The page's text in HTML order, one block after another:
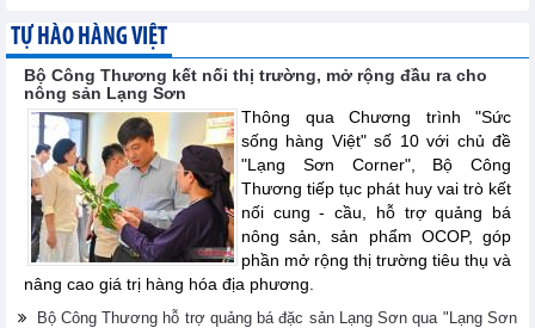
TỰ HÀO HÀNG VIỆT
Bộ Công Thương kết nối thị trường, mở rộng đầu ra cho
nông sản Lạng Sơn
Thông qua Chương trình "Sức
sống hàng Việt" số 10 với chủ đề
"Lạng Sơn Corner", Bộ Công
Thương tiếp tục phát huy vai trò kết
nối cung - cầu, hỗ trợ quảng bá
nông sản, sản phẩm OCOP, góp
phần mở rộng thị trường tiêu thụ và
nâng cao giá trị hàng hóa địa phương.
Bộ Công Thương hỗ trợ quảng bá đặc sản Lạng Sơn qua "Lạng Sơn